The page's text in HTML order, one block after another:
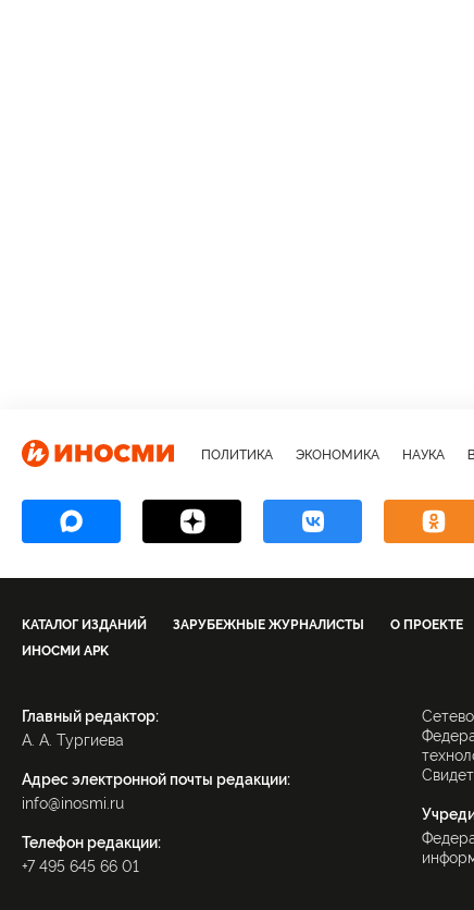
ПОЛИТИКА ЭКОНОМИКА НАУКА
КАТАЛОГ ИЗДАНИЙ ЗАРУБЕЖНЫЕ ЖУРНАЛИСТЫ О ПРОЕКТЕ
ИНОСМИ APK
Главный редактор:
А. А. Тургиева
Адрес электронной почты редакции:
info@inosmi.ru
Телефон редакции:
+7 495 645 66 01